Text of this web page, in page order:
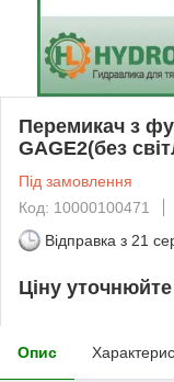
Перемикач з
GAGE2(без
Під замовлення
Код: 10000100471
Відправка з 21
Ціну уточнюйте
Опис